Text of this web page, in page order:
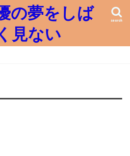
の夢をしば
見ない
search